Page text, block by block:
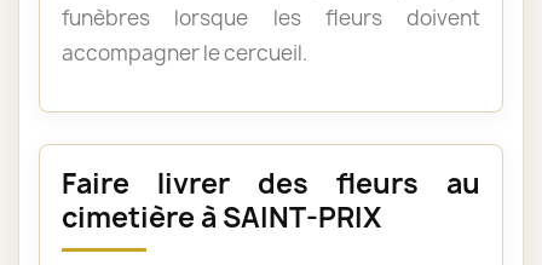
funèbres lorsque les fleurs doivent
accompagner le cercueil.
Faire livrer des fleurs au
cimetière à SAINT-PRIX